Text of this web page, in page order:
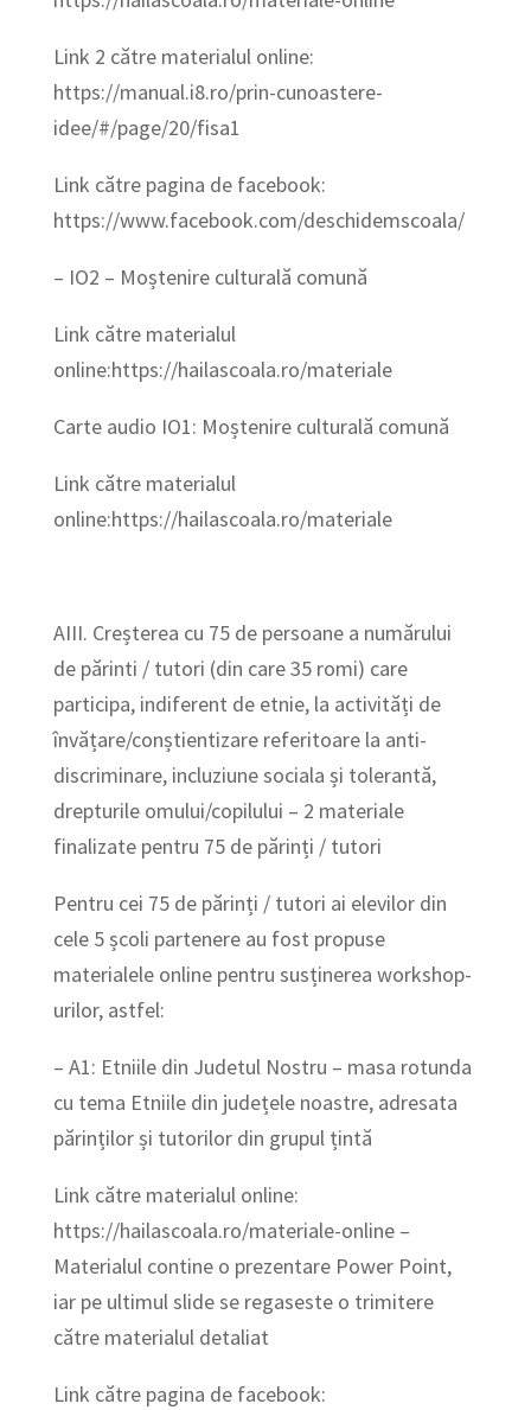
Link 2 către materialul online:
https://manual.i8.ro/prin-cunoastere-
idee/#/page/20/fisa1
Link către pagina de facebook:
https://www.facebook.com/deschidemscoala/
– IO2 – Moștenire culturală comună
Link către materialul
online:https://hailascoala.ro/materiale
Carte audio IO1: Moștenire culturală comună
Link către materialul
online:https://hailascoala.ro/materiale
AIII. Creșterea cu 75 de persoane a numărului
de părinti / tutori (din care 35 romi) care
participa, indiferent de etnie, la activități de
învățare/conștientizare referitoare la anti-
discriminare, incluziune sociala și tolerantă,
drepturile omului/copilului – 2 materiale
finalizate pentru 75 de părinți / tutori
Pentru cei 75 de părinți / tutori ai elevilor din
cele 5 școli partenere au fost propuse
materialele online pentru susținerea workshop-
urilor, astfel:
– A1: Etniile din Judetul Nostru – masa rotunda
cu tema Etniile din județele noastre, adresata
părinților și tutorilor din grupul țintă
Link către materialul online:
https://hailascoala.ro/materiale-online –
Materialul contine o prezentare Power Point,
iar pe ultimul slide se regaseste o trimitere
către materialul detaliat
Link către pagina de facebook: